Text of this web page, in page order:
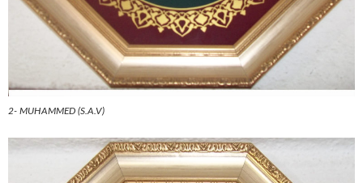
2- MUHAMMED (S.A.V)